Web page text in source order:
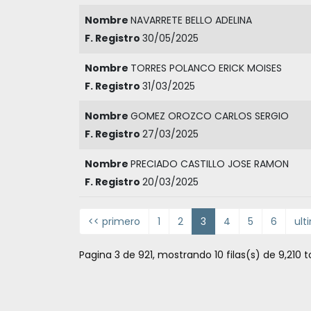
Nombre NAVARRETE BELLO ADELINA
F. Registro 30/05/2025
Nombre TORRES POLANCO ERICK MOISES
F. Registro 31/03/2025
Nombre GOMEZ OROZCO CARLOS SERGIO
F. Registro 27/03/2025
Nombre PRECIADO CASTILLO JOSE RAMON
F. Registro 20/03/2025
<< primero 1 2 3 4 5 6
Pagina 3 de 921, mostrando 10 filas(s) de 9,210